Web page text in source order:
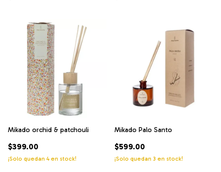
Mikado orchid & patchouli
$399.00
¡Solo quedan 4en stock!
Mikado Palo Santo
$599.00
¡Solo quedan 3 en stock!